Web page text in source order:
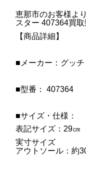
恵那市のお客様よ
スター 407364買取
【商品詳細】
■メーカー：グッチ
■型番： 407364
■サイズ・仕様：
表記サイズ：29㎝
実寸サイズ
アウトソール：約